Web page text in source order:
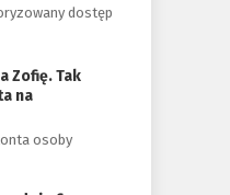
dostęp
Zofię. Tak
na
osoby